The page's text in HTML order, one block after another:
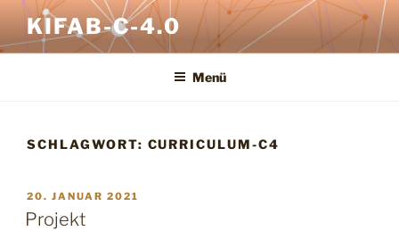
KIFAB-C-4.0
Menü
SCHLAGWORT: CURRICULUM-C4
20. JANUAR 2021
Projekt